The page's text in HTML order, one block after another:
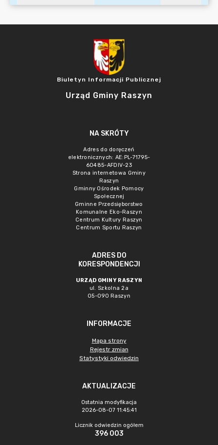
Biuletyn Informacji Publicznej
Urząd Gminy Raszyn
NA SKRÓTY
Adres do doręczeń
elektronicznych: AE:PL-71795-
60485-AFDIV-23
Strona internetowa Gminy
Raszyn
Gminny Ośrodek Pomocy
Społecznej
Gminne Przedsięborstwo
Komunalne Eko-Raszyn
Centrum Kultury Raszyn
Centrum Sportu Raszyn
ADRES DO
KORESPONDENCJI
URZĄD GMINY RASZYN
ul. Szkolna 2a
05-090 Raszyn
INFORMACJE
Mapa strony
Rejestr zmian
Statystyki odwiedzin
AKTUALIZACJE
Ostatnia modyfikacja
2026-08-07 11:45:41
Licznik odwiedzin ogółem
396 003